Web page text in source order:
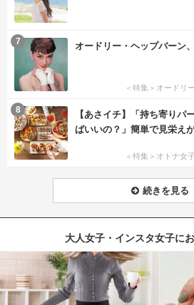
オードリー・ヘップバーン
＜特集＞オードリ
7
【あさイチ】「持ち寄りパ
ばいいの？」簡単で見栄え
＜特集＞オトナ女
8
続きを見る
大人女子・インスタ女子に